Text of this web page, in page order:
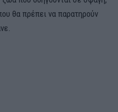
θα πρέπει να παρατηρούν